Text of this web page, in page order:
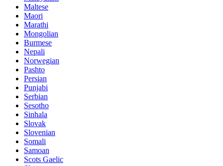
Maltese
Maori
Marathi
Mongolian
Burmese
Nepali
Norwegian
Pashto
Persian
Punjabi
Serbian
Sesotho
Sinhala
Slovak
Slovenian
Somali
Samoan
Scots Gaelic